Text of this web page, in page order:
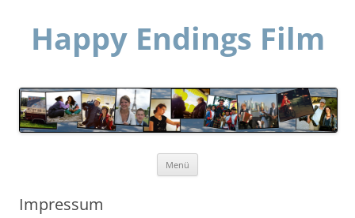
Happy Endings Film
Menü
Impressum